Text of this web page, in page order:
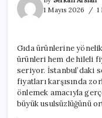
1 Mayıs 2026
1
Gıda ürünlerine
ürünleri hem de hileli
seriyor. İstanbul’daki
fiyatları karşısında
önlemek amacıyla
büyük usulsüzlüğünü